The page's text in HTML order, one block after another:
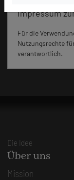
Impressum
Für die
Nutzungsrechte
verantwortlich.
Die Idee
Über uns
Mission